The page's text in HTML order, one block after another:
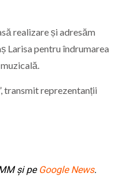
realizare și adresăm
Larisa pentru îndrumarea
transmit reprezentanții
și pe Google News.